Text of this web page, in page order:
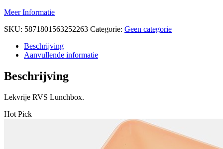
Meer Informatie
SKU: 5871801563252263 Categorie: Geen categorie
Beschrijving
Aanvullende informatie
Beschrijving
Lekvrije RVS Lunchbox.
Hot Pick